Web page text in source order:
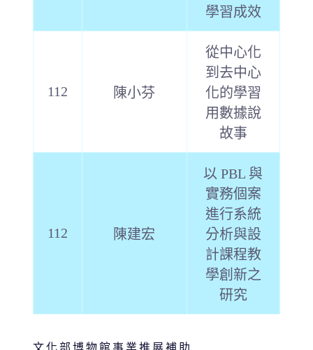
學習成效
112 陳小芬
從中心化
到去中心
化的學習
用數據說
故事
112 陳建宏
以 PBL 與
實務個案
進行系統
分析與設
計課程教
學創新之
研究
文化部博物館事業推展補助